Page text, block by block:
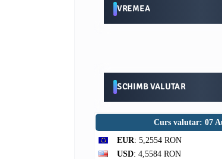
VREMEA
SCHIMB VALUTAR
Curs valutar: 07
EUR: 5,2554 RON
USD: 4,5584 RON